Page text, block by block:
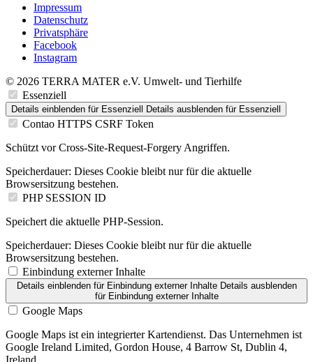
Impressum
Datenschutz
Privatsphäre
Facebook
Instagram
© 2026 TERRA MATER e.V. Umwelt- und Tierhilfe
Essenziell
Details einblenden für Essenziell Details ausblenden für Essenziell
Contao HTTPS CSRF Token
Schützt vor Cross-Site-Request-Forgery Angriffen.
Speicherdauer: Dieses Cookie bleibt nur für die aktuelle
Browsersitzung bestehen.
PHP SESSION ID
Speichert die aktuelle PHP-Session.
Speicherdauer: Dieses Cookie bleibt nur für die aktuelle
Browsersitzung bestehen.
Einbindung externer Inhalte
Details einblendenfür Einbindung externer Inhalte Details ausblenden
für Einbindung externer Inhalte
Google Maps
Google Maps ist ein integrierter Kartendienst. Das Unternehmen ist
Google Ireland Limited, Gordon House, 4 Barrow St, Dublin 4,
Ireland